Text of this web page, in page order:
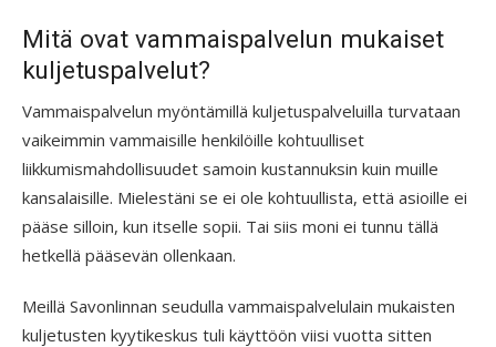
Mitä ovat vammaispalvelun mukaiset
kuljetuspalvelut?
Vammaispalvelun myöntämillä kuljetuspalveluilla turvataan
vaikeimmin vammaisille henkilöille kohtuulliset
liikkumismahdollisuudet samoin kustannuksin kuin muille
kansalaisille. Mielestäni se ei ole kohtuullista, että asioille ei
pääse silloin, kun itselle sopii. Tai siis moni ei tunnu tällä
hetkellä pääsevän ollenkaan.
Meillä Savonlinnan seudulla vammaispalvelulain mukaisten
kuljetusten kyytikeskus tuli käyttöön viisi vuotta sitten